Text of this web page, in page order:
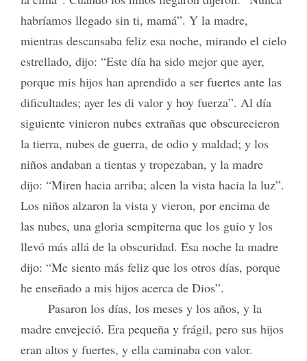
habríamos llegado sin ti, mamá”. Y la madre,
mientras descansaba feliz esa noche, mirando el cielo
estrellado, dijo: “Este día ha sido mejor que ayer,
porque mis hijos han aprendido a ser fuertes ante las
dificultades; ayer les di valor y hoy fuerza”. Al día
siguiente vinieron nubes extrañas que obscurecieron
la tierra, nubes de guerra, de odio y maldad; y los
niños andaban a tientas y tropezaban, y la madre
dijo: “Miren hacia arriba; alcen la vista hacia la luz”.
Los niños alzaron la vista y vieron, por encima de
las nubes, una gloria sempiterna que los guio y los
llevó más allá de la obscuridad. Esa noche la madre
dijo: “Me siento más feliz que los otros días, porque
he enseñado a mis hijos acerca de Dios”.
Pasaron los días, los meses y los años, y la
madre envejeció. Era pequeña y frágil, pero sus hijos
eran altos y fuertes, y ella caminaba con valor.